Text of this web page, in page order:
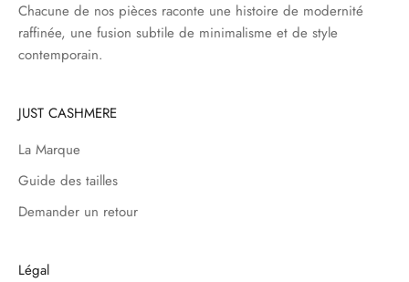
Chacune de nos pièces raconte une histoire de modernité
raffinée, une fusion subtile de minimalisme et de style
contemporain.
JUST CASHMERE
La Marque
Guide des tailles
Demander un retour
Légal